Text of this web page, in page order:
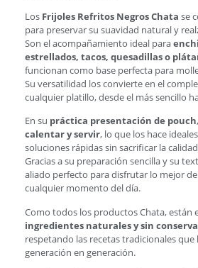
Los Frijoles Refritos Negros Chata se
para preservar su suavidad natural y
Son el acompañamiento ideal para
estrellados, tacos, quesadillas o
funcionan como base perfecta para
Su versatilidad los convierte en el
cualquier platillo, desde el más sencillo
En su práctica presentación de pouch
calentar y servir, lo que los hace
soluciones rápidas sin sacrificar la
Gracias a su preparación sencilla y su
aliado perfecto para disfrutar lo mejor
cualquier momento del día.
Como todos los productos Chata, están
ingredientes naturales y sin
respetando las recetas tradicionales que
generación en generación.